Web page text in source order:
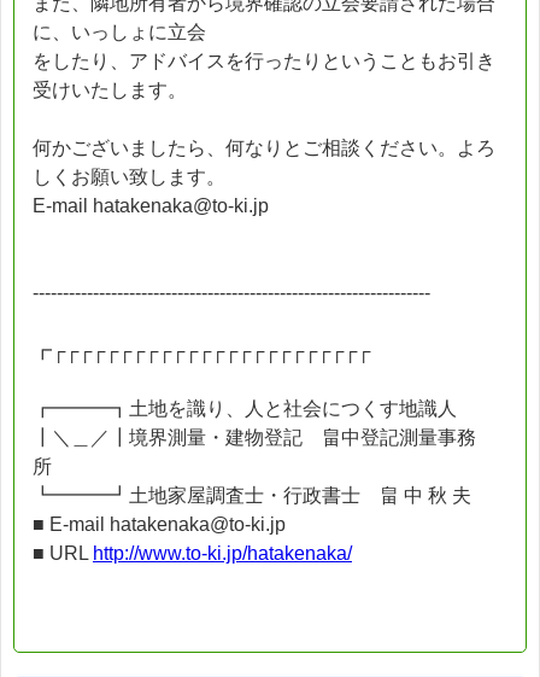
に、いっしょに立会
をしたり、アドバイスを行ったりということもお引き
受けいたします。
何かございましたら、何なりとご相談ください。よろ
しくお願い致します。
E-mail hatakenaka@to-ki.jp
------------------------------------------------------------------
┏┌┌┌┌┌┌┌┌┌┌┌┌┌┌┌┌┌┌┌┌┌┌┌┌
┏━━━┓土地を識り、人と社会につくす地識人
┃＼＿／┃境界測量・建物登記 畠中登記測量事務
所
┗━━━┛土地家屋調査士・行政書士 畠 中 秋 夫
■ E-mail hatakenaka@to-ki.jp
■ URL http://www.to-ki.jp/hatakenaka/